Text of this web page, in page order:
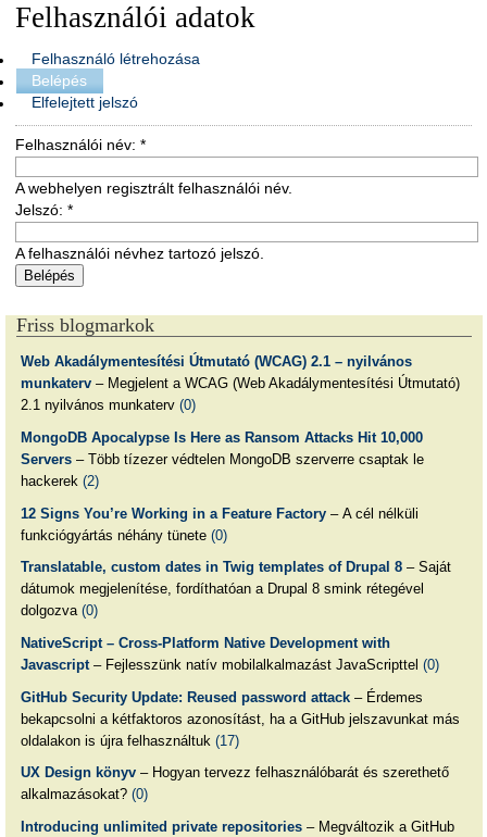
Felhasználói adatok
Felhasználó létrehozása
Belépés
Elfelejtett jelszó
Felhasználói név: *
A webhelyen regisztrált felhasználói név.
Jelszó: *
A felhasználói névhez tartozó jelszó.
Friss blogmarkok
Web Akadálymentesítési Útmutató (WCAG) 2.1 – nyilvános
munkaterv– Megjelent a WCAG (Web Akadálymentesítési Útmutató)
2.1 nyilvános munkaterv (0)
MongoDB Apocalypse Is Here as Ransom Attacks Hit 10,000
Servers– Több tízezer védtelen MongoDB szerverre csaptak le
hackerek (2)
12 Signs You’re Working in a Feature Factory– A cél nélküli
funkciógyártás néhány tünete (0)
Translatable, custom dates in Twig templates of Drupal 8– Saját
dátumok megjelenítése, fordíthatóan a Drupal 8 smink rétegével
dolgozva (0)
NativeScript – Cross-Platform Native Development with
Javascript– Fejlesszünk natív mobilalkalmazást JavaScripttel (0)
GitHub Security Update: Reused password attack– Érdemes
bekapcsolni a kétfaktoros azonosítást, ha a GitHub jelszavunkat más
oldalakon is újra felhasználtuk (17)
UX Design könyv– Hogyan tervezz felhasználóbarát és szerethető
alkalmazásokat? (0)
Introducing unlimited private repositories– Megváltozik a GitHub